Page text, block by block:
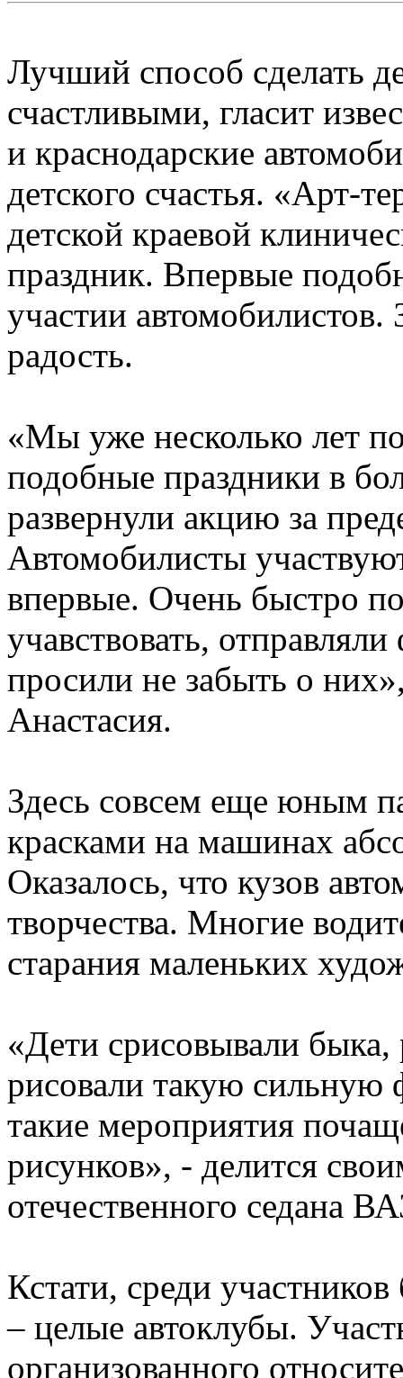
Лучший способ сделать
счастливыми, гласит
и краснодарские
детского счастья. «Арт-
детской краевой
праздник. Впервые
участии автомобилистов.
радость.
«Мы уже несколько лет
подобные праздники в
развернули акцию за
Автомобилисты
впервые. Очень быстро
учавствовать,
просили не забыть о
Анастасия.
Здесь совсем еще юным
красками на машинах
Оказалось, что кузов
творчества. Многие
старания маленьких
«Дети срисовывали
рисовали такую сильную
такие мероприятия
рисунков», - делится
отечественного седана
Кстати, среди
– целые автоклубы.
организованного